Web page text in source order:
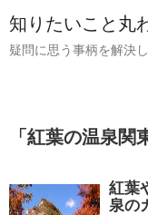
知りたいこと丸
疑問に思う事柄を解決
「 紅葉の温泉関
紅葉
泉の